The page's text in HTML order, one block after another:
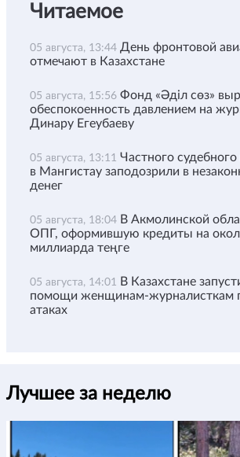
Читаемое
05 августа, 13:44 День фронтовой
отмечают в Казахстане
05 августа, 15:56 Фонд «Әділ сөз»
обеспокоенность давлением на
Динару Егеубаеву
05 августа, 13:11 Частного
в Мангистау заподозрили в
денег
05 августа, 18:04 В Акмолинской
ОПГ, оформившую кредиты на
миллиарда теңге
05 августа, 14:01 В Казахстане
помощи женщинам-журналисткам
атаках
Лучшее за неделю